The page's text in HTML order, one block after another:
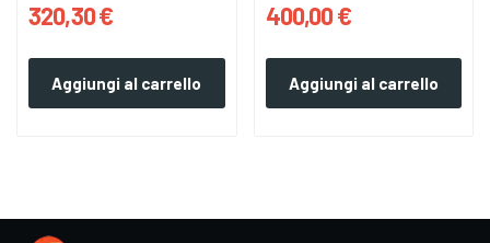
320,30 €
Aggiungi al carrello
24V
400,00 €
Aggiungi al carrello